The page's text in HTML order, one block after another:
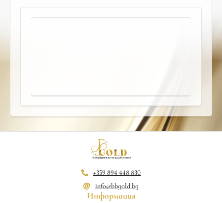
+359 894 448 830
info@bbgold.bg
Информация